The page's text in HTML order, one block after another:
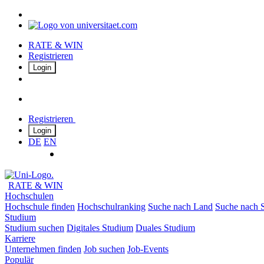
RATE & WIN
Registrieren
Login
Registrieren
Login
DE EN
RATE & WIN
Hochschulen
Hochschule finden Hochschulranking Suche nach Land Suche nach
Studium
Studium suchen Digitales Studium Duales Studium
Karriere
Unternehmen finden Job suchen Job-Events
Populär